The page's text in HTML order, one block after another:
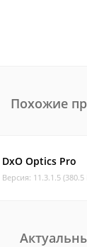
Похожие
DxO Optics Pro
Версия: 11.3.1.5